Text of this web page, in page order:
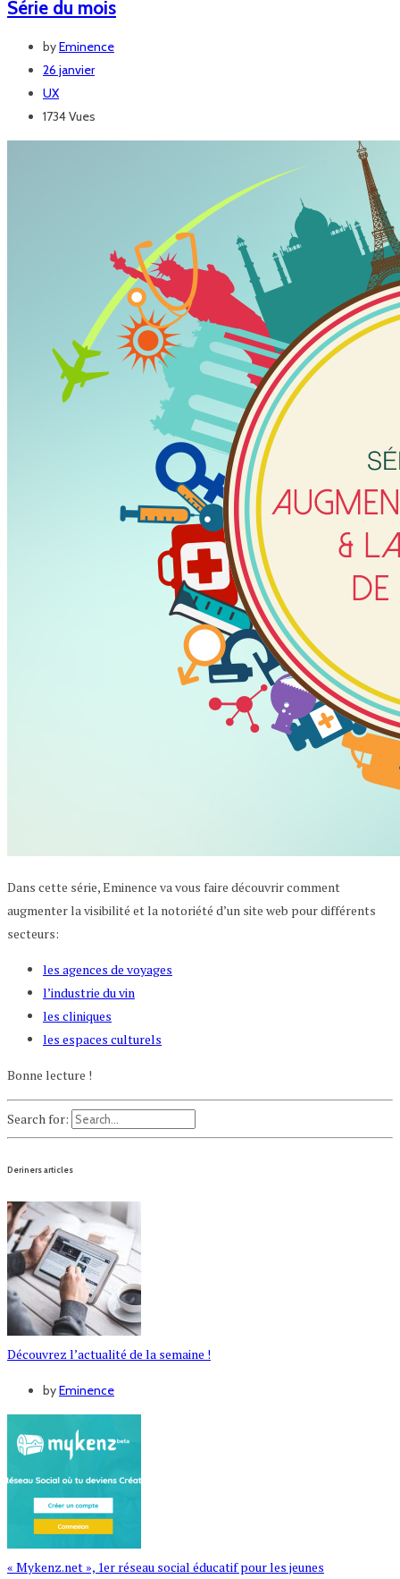
Série du mois
byEminence
26 janvier
UX
1734 Vues
Dans cette série, Eminence va vous faire découvrir comment
augmenter la visibilité et la notoriété d’un site web pour différents
secteurs:
les agences de voyages
l’industrie du vin
les cliniques
les espaces culturels
Bonne lecture !
Search for:
Deriners articles
Découvrez l’actualité de la semaine !
byEminence
« Mykenz.net », 1er réseau social éducatif pour les jeunes